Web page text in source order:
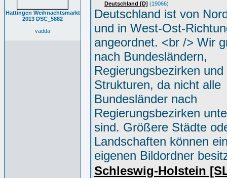
Hattingen Weihnachtsmarkt
2013 DSC_5882
vadda
Deutschland [D] (19066)
Deutschland ist von
und in West-Ost-
angeordnet. <br /> Wir
nach Bundesländern,
Regierungsbezirken
Strukturen, da nicht alle
Bundesländer nach
Regierungsbezirken
sind. Größere Städte
Landschaften können
eigenen Bildordner
Schleswig-Holstein